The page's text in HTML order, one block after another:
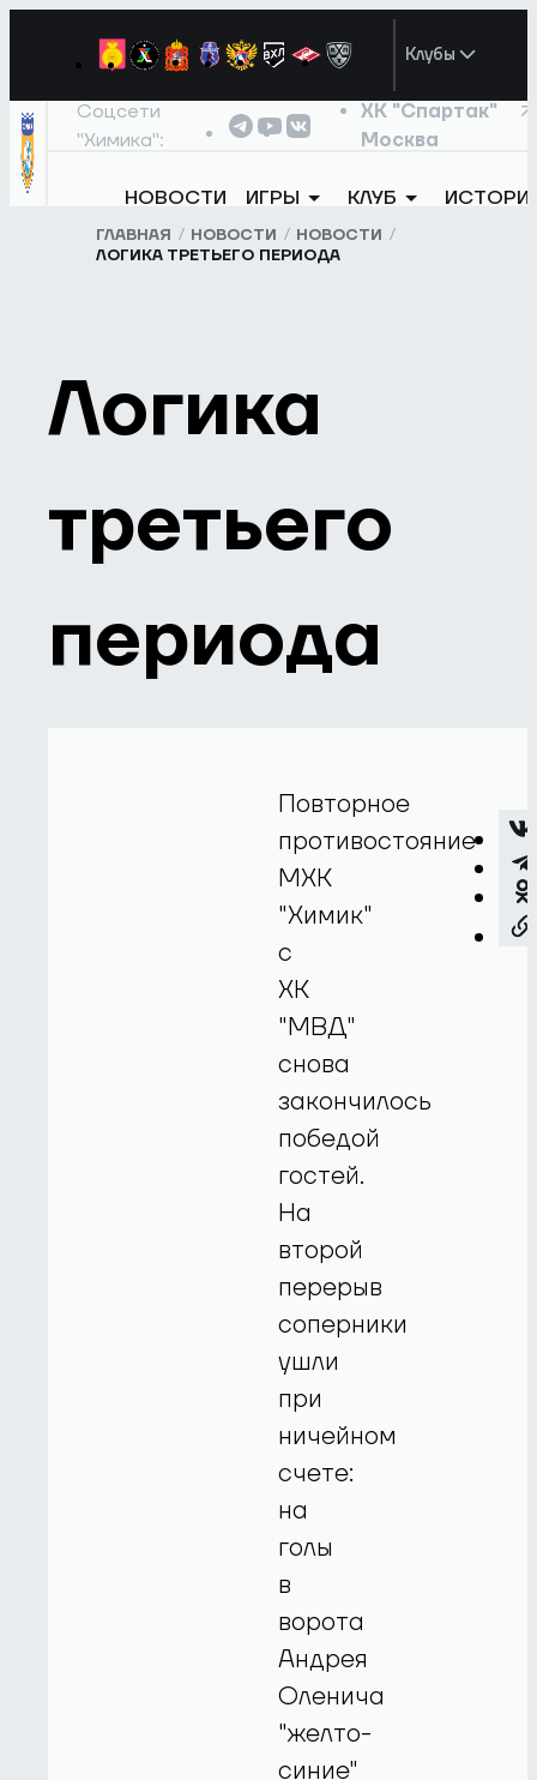
Клубы
Соцсети
"Химика":
ХК "Спартак"
Москва
НОВОСТИ ИГРЫ КЛУБ
ГЛАВНАЯ НОВОСТИ
НОВОСТИ
ЛОГИКА ТРЕТЬЕГО ПЕРИОДА
Логика
третьего
периода
Повторное
противостояние
МХК
"Химик"
с
ХК
"МВД"
снова
закончилось
победой
гостей.
На
второй
перерыв
соперники
ушли
при
ничейном
счете:
на
голы
в
ворота
Андрея
Оленича
"желто-
синие"